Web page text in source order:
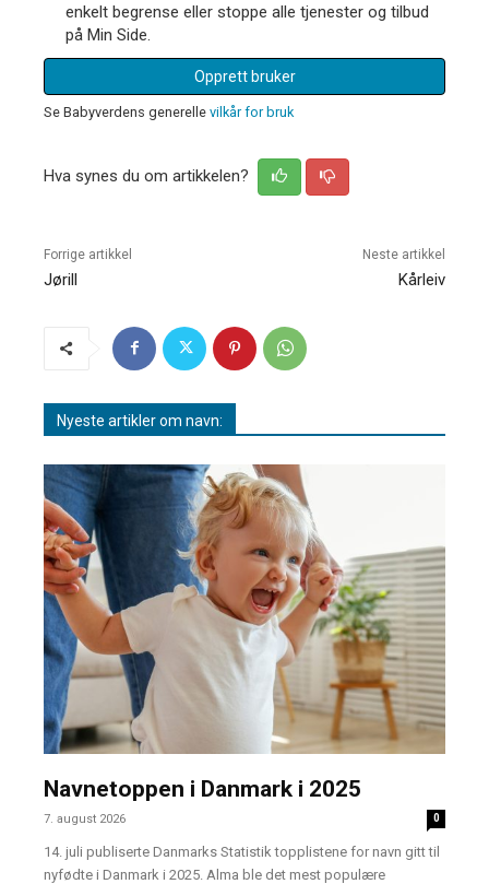
enkelt begrense eller stoppe alle tjenester og tilbud
på Min Side.
Opprett bruker
Se Babyverdens generelle vilkår for bruk
Hva synes du om artikkelen?
Forrige artikkel
Jørill
Neste artikkel
Kårleiv
Nyeste artikler om navn:
Navnetoppen i Danmark i 2025
7. august 2026 0
14. juli publiserte Danmarks Statistik topplistene for navn gitt til
nyfødte i Danmark i 2025. Alma ble det mest populære